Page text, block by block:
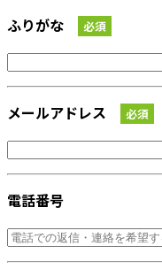
ふりがな 必須
メールアドレス 必須
電話番号